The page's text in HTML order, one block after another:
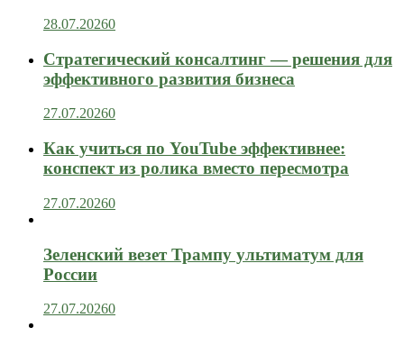
28.07.20260
Стратегический консалтинг — решения для
эффективного развития бизнеса
27.07.20260
Как учиться по YouTube эффективнее:
конспект из ролика вместо пересмотра
27.07.20260
Зеленский везет Трампу ультиматум для
России
27.07.20260